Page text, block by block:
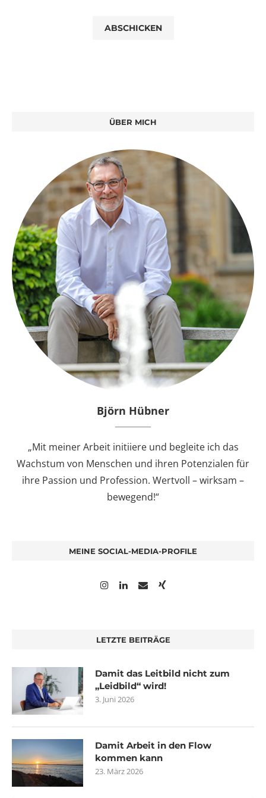
ÜBER MICH
Björn Hübner
„Mit meiner Arbeit initiiere und begleite ich das
Wachstum von Menschen und ihren Potenzialen für
ihre Passion und Profession. Wertvoll – wirksam –
bewegend!“
MEINE SOCIAL-MEDIA-PROFILE
LETZTE BEITRÄGE
Damit das Leitbild nicht zum
„Leidbild“ wird!
3. Juni 2026
Damit Arbeit in den Flow
kommen kann
23. März 2026